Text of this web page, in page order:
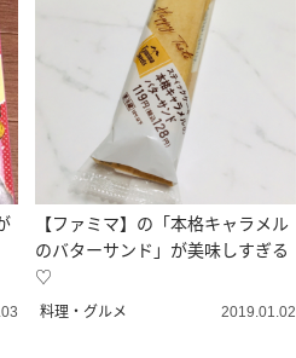
【ファミマ】の「本格キャラメル
のバターサンド」が美味しすぎる
♡
料理・グルメ 2019.01.02